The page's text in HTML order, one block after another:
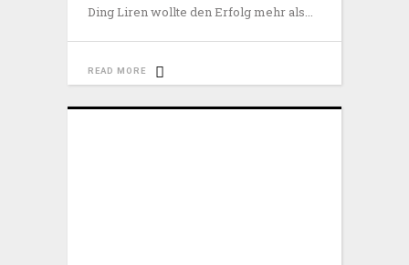
Ding Liren wollte den Erfolg mehr als
READ MORE